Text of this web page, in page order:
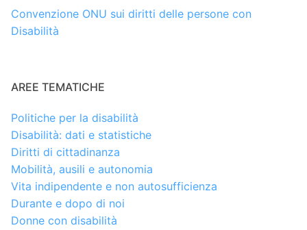
Convenzione ONU sui diritti delle persone con
Disabilità
AREE TEMATICHE
Politiche per la disabilità
Disabilità: dati e statistiche
Diritti di cittadinanza
Mobilità, ausili e autonomia
Vita indipendente e non autosufficienza
Durante e dopo di noi
Donne con disabilità